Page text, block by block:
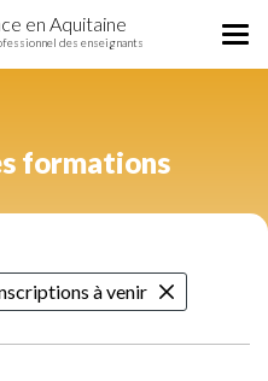
en Aquitaine
des enseignants
formations
à venir